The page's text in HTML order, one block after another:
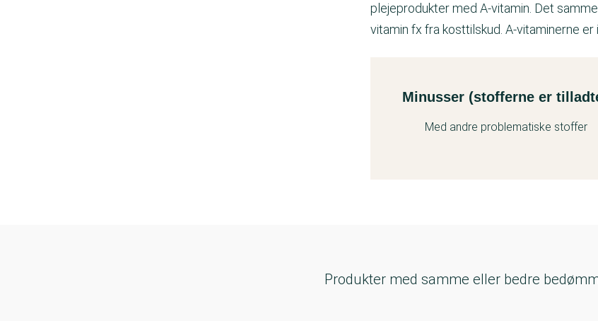
plejeprodukter med A-vitamin. Det
vitamin fx fra kosttilskud. A-vitaminerne
Kemitest
Minusser (stofferne er
Med andre problematiske stoffer
Produkter med samme eller bedre